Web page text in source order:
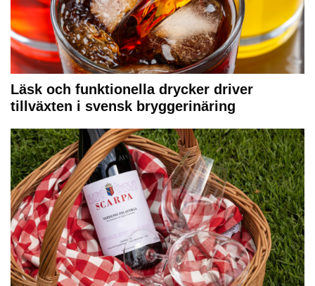
Läsk och funktionella drycker driver
tillväxten i svensk bryggerinäring